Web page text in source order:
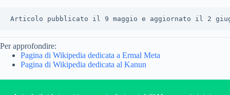
Articolo pubblicato il 9 maggio e aggiornato il 2
Per approfondire:
Pagina di Wikipedia dedicata a Ermal Meta
Pagina di Wikipedia dedicata al Kanun